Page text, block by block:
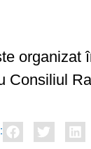
organizat
Consiliul